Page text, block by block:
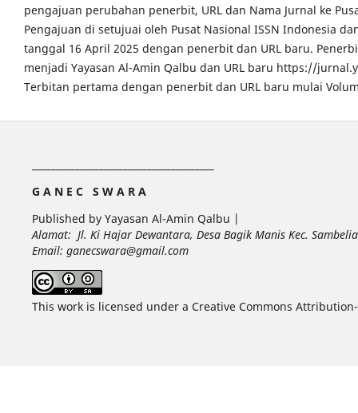
pengajuan perubahan penerbit, URL dan Nama Jurnal ke
Pengajuan di setujuai oleh Pusat Nasional ISSN Indonesia
tanggal 16 April 2025 dengan penerbit dan URL baru.
menjadi Yayasan Al-Amin Qalbu dan URL baru https://
Terbitan pertama dengan penerbit dan URL baru mulai
G A N E C S W A R A
Published by Yayasan Al-Amin Qalbu |
Alamat: Jl. Ki Hajar Dewantara, Desa Bagik Manis Kec.
Email: ganecswara@gmail.com
This work is licensed under a Creative Commons